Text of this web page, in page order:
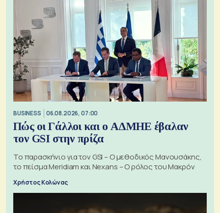
BUSINESS 06.08.2026, 07:00
Πώς οι Γάλλοι και ο ΑΔΜΗΕ έβαλαν
τον GSI στην πρίζα
Το παρασκήνιο για τον GSI – Ο μεθοδικός Μανουσάκης,
το πείσμα Meridiam και Nexans – Ο ρόλος του Μακρόν
Χρήστος Κολώνας